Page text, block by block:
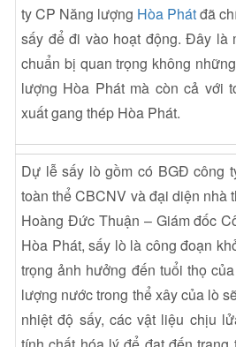
ty CP Năng lượng Hòa Phátđã
sấy để đi vào hoạt động. Đây là
chuẩn bị quan trọng không
lượng Hòa Phát mà còn cả với
xuất gang thép Hòa Phát.
Dự lễ sấy lò gồm có BGĐ công
toàn thể CBCNV và đại diện nhà
Hoàng Đức Thuận – Giám đốc
Hòa Phát, sấy lò là công đoạn
trọng ảnh hưởng đến tuổi thọ
lượng nước trong thể xây của lò
nhiệt độ sấy, các vật liệu chịu